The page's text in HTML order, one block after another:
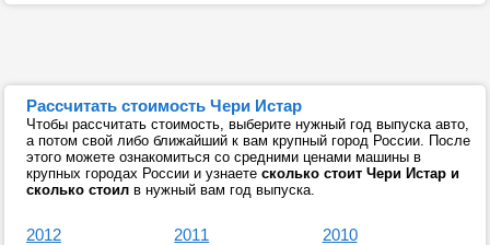
Рассчитать стоимость Чери Истар
Чтобы рассчитать стоимость, выберите нужный год выпуска авто,
а потом свой либо ближайший к вам крупный город России. После
этого можете ознакомиться со средними ценами машины в
крупных городах России и узнаете сколько стоит Чери Истар и
сколько стоил в нужный вам год выпуска.
2012 2011 2010